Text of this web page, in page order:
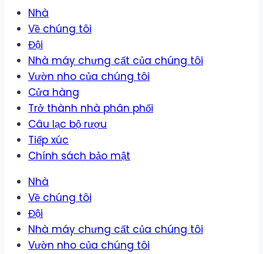
Nhà
Về chúng tôi
Đội
Nhà máy chưng cất của chúng tôi
Vườn nho của chúng tôi
Cửa hàng
Trở thành nhà phân phối
Câu lạc bộ rượu
Tiếp xúc
Chính sách bảo mật
Nhà
Về chúng tôi
Đội
Nhà máy chưng cất của chúng tôi
Vườn nho của chúng tôi